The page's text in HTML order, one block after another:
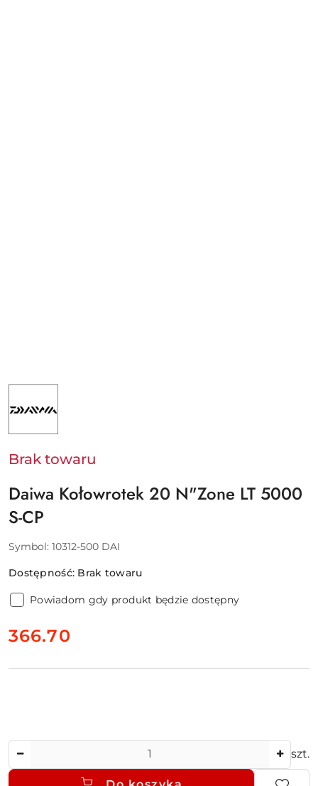
NAZWA
DAIWA
Brak towaru
Daiwa Kołowrotek 20 N"Zone LT 5000
S-CP
Symbol: 10312-500 DAI
Dostępność: Brak towaru
Powiadom gdy produkt będzie dostępny
cena:
366.70
szt.